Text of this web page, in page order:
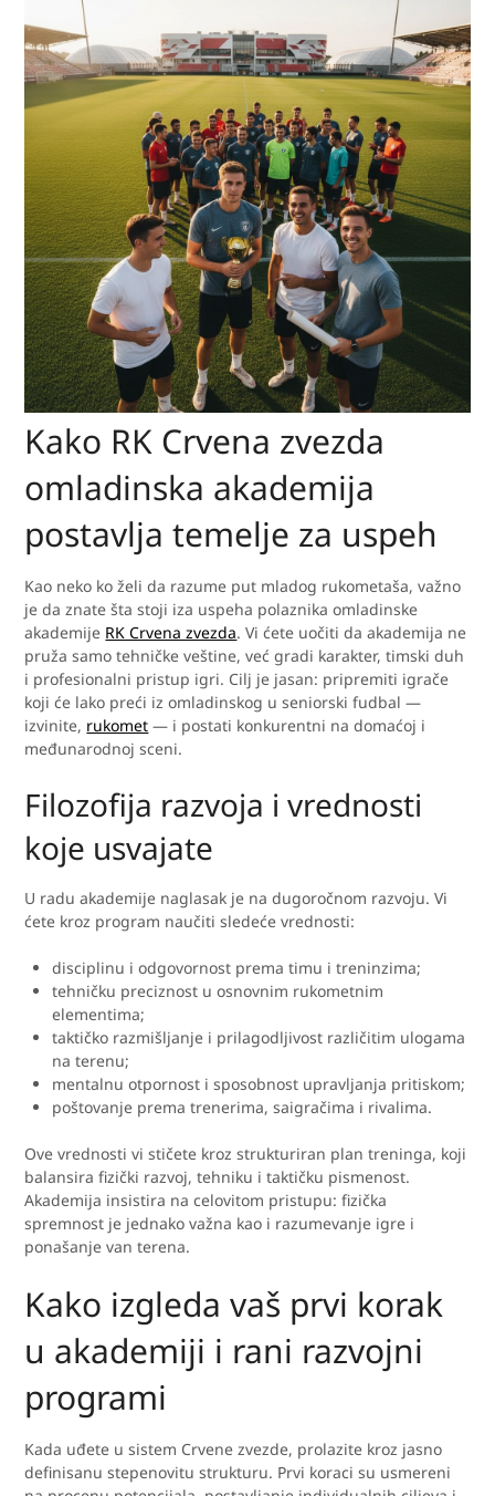
Kako RK Crvena zvezda
omladinska akademija
postavlja temelje za uspeh
Kao neko ko želi da razume put mladog rukometaša, važno
je da znate šta stoji iza uspeha polaznika omladinske
akademije RK Crvena zvezda. Vi ćete uočiti da akademija ne
pruža samo tehničke veštine, već gradi karakter, timski duh
i profesionalni pristup igri. Cilj je jasan: pripremiti igrače
koji će lako preći iz omladinskog u seniorski fudbal —
izvinite, rukomet — i postati konkurentni na domaćoj i
međunarodnoj sceni.
Filozofija razvoja i vrednosti
koje usvajate
U radu akademije naglasak je na dugoročnom razvoju. Vi
ćete kroz program naučiti sledeće vrednosti:
disciplinu i odgovornost prema timu i treninzima;
tehničku preciznost u osnovnim rukometnim
elementima;
taktičko razmišljanje i prilagodljivost različitim ulogama
na terenu;
mentalnu otpornost i sposobnost upravljanja pritiskom;
poštovanje prema trenerima, saigračima i rivalima.
Ove vrednosti vi stičete kroz strukturiran plan treninga, koji
balansira fizički razvoj, tehniku i taktičku pismenost.
Akademija insistira na celovitom pristupu: fizička
spremnost je jednako važna kao i razumevanje igre i
ponašanje van terena.
Kako izgleda vaš prvi korak
u akademiji i rani razvojni
programi
Kada uđete u sistem Crvene zvezde, prolazite kroz jasno
definisanu stepenovitu strukturu. Prvi koraci su usmereni